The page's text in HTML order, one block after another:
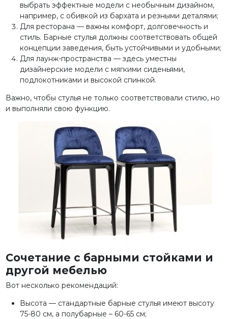
выбрать эффектные модели с необычным дизайном,
например, с обивкой из бархата и резными деталями;
Для ресторана — важны комфорт, долговечность и
стиль. Барные стулья должны соответствовать общей
концепции заведения, быть устойчивыми и удобными;
Для лаунж-пространства — здесь уместны
дизайнерские модели с мягкими сиденьями,
подлокотниками и высокой спинкой.
Важно, чтобы стулья не только соответствовали стилю, но
и выполняли свою функцию.
Сочетание с барными стойками и
другой мебелью
Вот несколько рекомендаций:
Высота — стандартные барные стулья имеют высоту
75-80 см, а полубарные – 60-65 см;